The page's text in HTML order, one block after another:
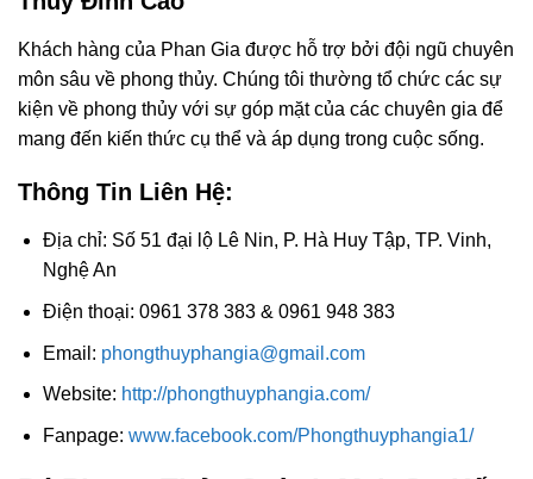
Khách hàng của Phan Gia được hỗ trợ bởi đội ngũ chuyên
môn sâu về phong thủy. Chúng tôi thường tổ chức các sự
kiện về phong thủy với sự góp mặt của các chuyên gia để
mang đến kiến thức cụ thể và áp dụng trong cuộc sống.
Thông Tin Liên Hệ:
Địa chỉ: Số 51 đại lộ Lê Nin, P. Hà Huy Tập, TP. Vinh,
Nghệ An
Điện thoại: 0961 378 383 & 0961 948 383
Email: phongthuyphangia@gmail.com
Website: http://phongthuyphangia.com/
Fanpage: www.facebook.com/Phongthuyphangia1/